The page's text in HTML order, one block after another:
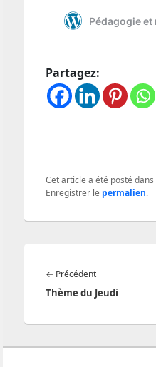
Partagez:
Cet article a été posté dans
Enregistrer le permalien.
Navigation
de
l’article
← PrécédentArticle
précédent :
Thème du Jeudi